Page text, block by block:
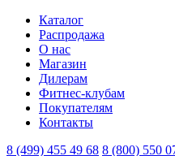
Каталог
Распродажа
О нас
Магазин
Дилерам
Фитнес-клубам
Покупателям
Контакты
8 (499) 455 49 68 8 (800) 550